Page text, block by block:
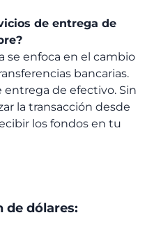
de entrega de
se enfoca en el cambio
bancarias.
entrega de efectivo. Sin
la transacción desde
los fondos en tu
de dólares: